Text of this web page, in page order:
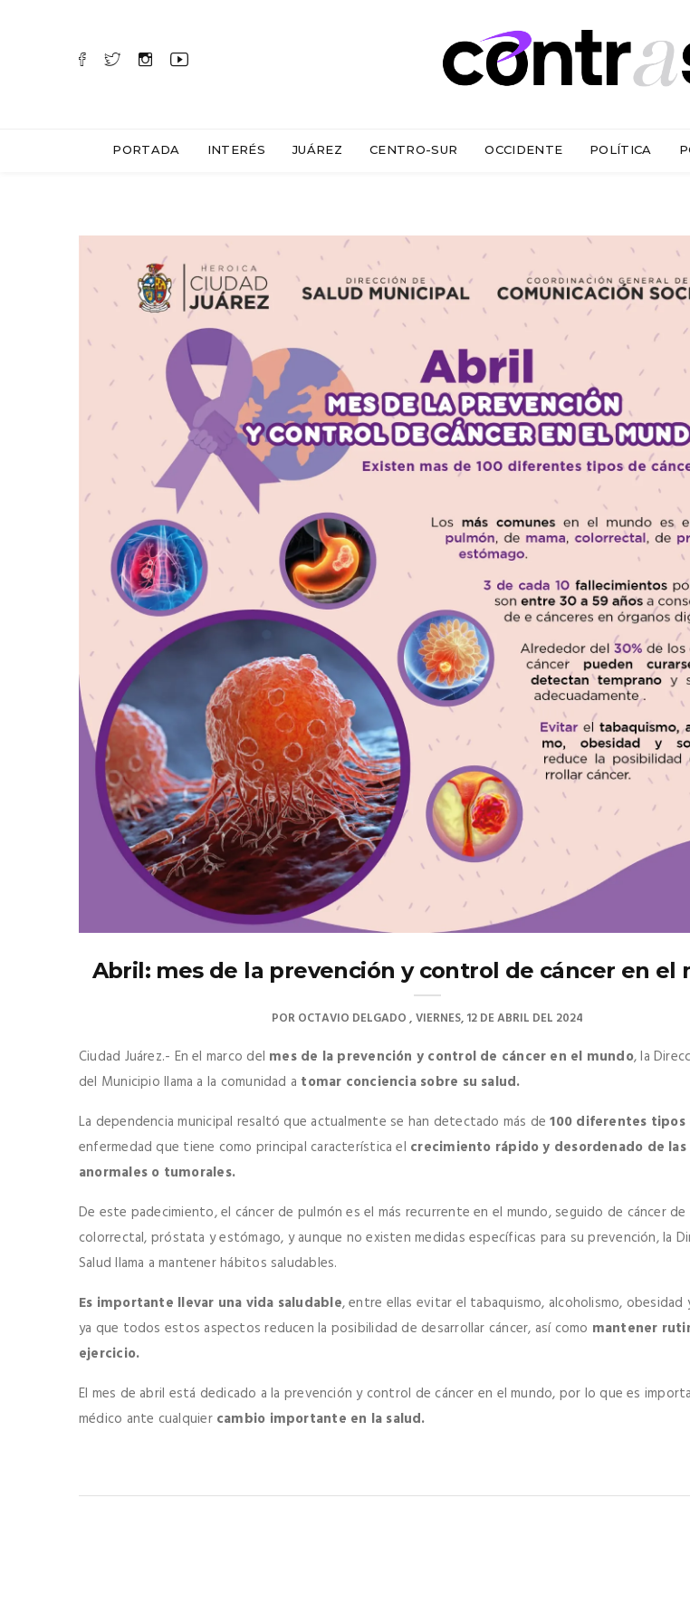
PORTADA INTERÉS JUÁREZ CENTRO-SUR OCCIDENTE POLÍTICA
Abril: mes de la prevención y control de cáncer en el
POROCTAVIO DELGADO VIERNES, 12 DE ABRIL DEL 2024
Ciudad Juárez.- En el marco del mes de la prevención y control de cáncer en el mundo, la
del Municipio llama a la comunidad a tomar conciencia sobre su salud.
La dependencia municipal resaltó que actualmente se han detectado más de 100 diferentes tipos
enfermedad que tiene como principal característica el crecimiento rápido y desordenado de las
anormales o tumorales.
De este padecimiento, el cáncer de pulmón es el más recurrente en el mundo, seguido de cáncer de
colorrectal, próstata y estómago, y aunque no existen medidas específicas para su prevención, la
Salud llama a mantener hábitos saludables.
Es importante llevar una vida saludable, entre ellas evitar el tabaquismo, alcoholismo, obesidad
ya que todos estos aspectos reducen la posibilidad de desarrollar cáncer, así como mantener
ejercicio.
El mes de abril está dedicado a la prevención y control de cáncer en el mundo, por lo que es
médico ante cualquiercambio importante en la salud.